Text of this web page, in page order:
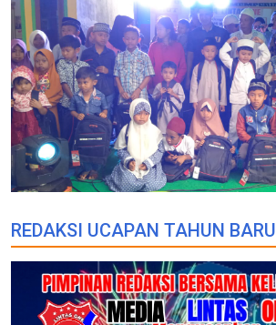
REDAKSI UCAPAN TAHUN BARU